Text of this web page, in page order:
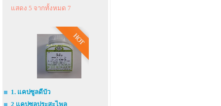
แสดง 5 จากทั้งหมด 7
HOT
1. แคปซูลดีบัว
2 แคปซูลประสะไพล